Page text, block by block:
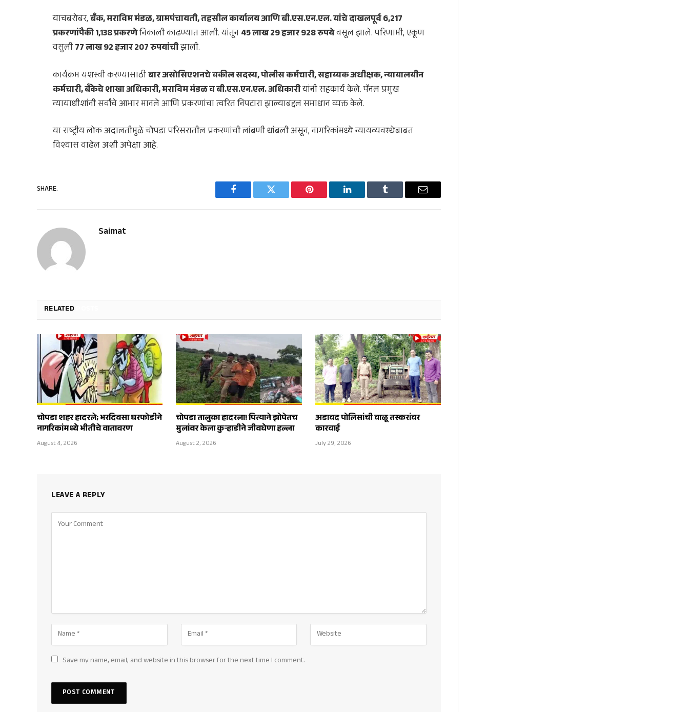
याचबरोबर,बँक, मराविम मंडळ, ग्रामपंचायती, तहसील कार्यालय आणि बी.एस.एन.एल. यांचे दाखलपूर्व 6,217
प्रकरणांपैकी 1,138 प्रकरणेनिकाली काढण्यात आली. यांतून45 लाख 29 हजार 928 रुपयेवसूल झाले. परिणामी, एकूण
वसुली77 लाख 92 हजार 207 रुपयांचीझाली.
कार्यक्रम यशस्वी करण्यासाठीबार असोसिएशनचे वकील सदस्य, पोलीस कर्मचारी, सहाय्यक अधीक्षक, न्यायालयीन
कर्मचारी, बँकेचे शाखा अधिकारी, मराविम मंडळ व बी.एस.एन.एल. अधिकारीयांनी सहकार्य केले. पॅनल प्रमुख
न्यायाधीशांनी सर्वांचे आभार मानले आणि प्रकरणांचा त्वरित निपटारा झाल्याबद्दल समाधान व्यक्त केले.
या राष्ट्रीय लोक अदालतीमुळे चोपडा परिसरातील प्रकरणांची लांबणी थांबली असून, नागरिकांमध्ये न्यायव्यवस्थेबाबत
विश्वास वाढेल अशी अपेक्षा आहे.
SHARE.
Facebook Twitter Pinterest LinkedIn Tumblr Email
Saimat
RELATED
चोपडा शहर हादरले; भरदिवसा घरफोडीने
नागरिकांमध्ये भीतीचे वातावरण
August 4, 2026
चोपडा तालुका हादरला! पित्याने झोपेतच
मुलांवर केला कुऱ्हाडीने जीवघेणा हल्ला
August 2, 2026
अडावद पोलिसांची वाळू तस्करांवर
कारवाई
July 29, 2026
LEAVE A REPLY
Save my name, email, and website in this browser for the next time I comment.